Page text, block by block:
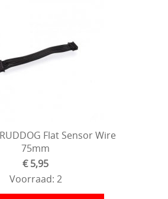
Flat Sensor Wire
75mm
€ 5,95
Voorraad: 2